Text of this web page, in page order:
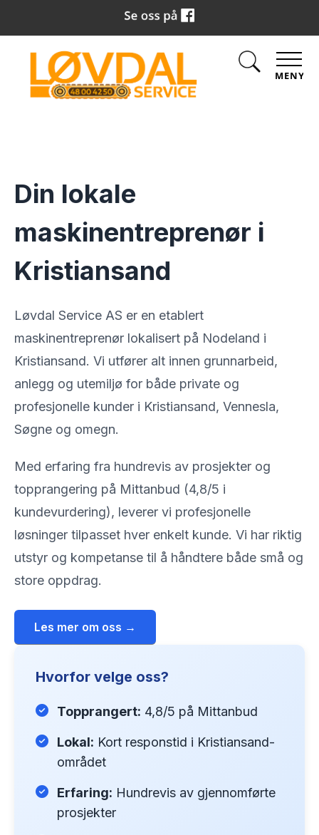
MENY
Din lokale
maskinentreprenør i
Kristiansand
Løvdal Service AS er en etablert
maskinentreprenør lokalisert på Nodeland i
Kristiansand. Vi utfører alt innen grunnarbeid,
anlegg og utemiljø for både private og
profesjonelle kunder i Kristiansand, Vennesla,
Søgne og omegn.
Med erfaring fra hundrevis av prosjekter og
topprangering på Mittanbud (4,8/5 i
kundevurdering), leverer vi profesjonelle
løsninger tilpasset hver enkelt kunde. Vi har riktig
utstyr og kompetanse til å håndtere både små og
store oppdrag.
Les mer om oss →
Hvorfor velge oss?
Topprangert: 4,8/5 på Mittanbud
Lokal: Kort responstid i Kristiansand-
området
Erfaring: Hundrevis av gjennomførte
prosjekter